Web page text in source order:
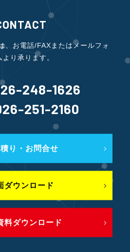
、お電話/FAXまたはメールフォ
より承ります。
248-1626
251-2160
り・お問合せ
ダウンロード
料ダウンロード